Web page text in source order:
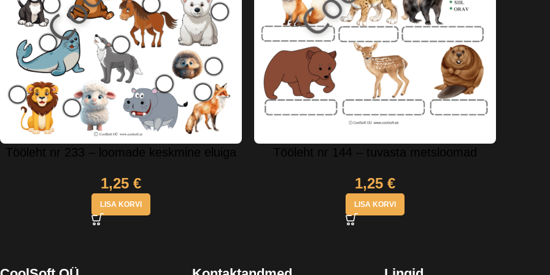
Tööleht nr 233 – loomade keskmine eluiga
1,25 €
LISA KORVI
Tööleht nr 144 – tuvasta metsloomad
1,25 €
LISA KORVI